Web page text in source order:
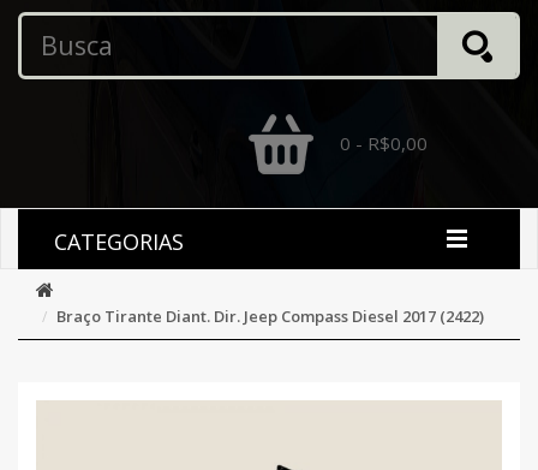
0 - R$0,00
CATEGORIAS
Braço Tirante Diant. Dir. Jeep Compass Diesel 2017 (2422)